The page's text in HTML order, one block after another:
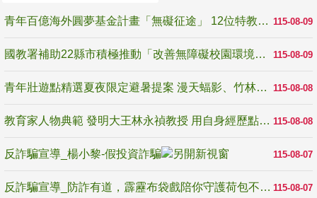
115-08-09
青年百億海外圓夢基金計畫「無礙征途」 12位特教與弱勢青年勇闖西班牙 跨越感官限制見證生命蛻變
115-08-09
國教署補助22縣市積極推動「改善無障礙校園環境計畫」 打造友善、安全、無礙學習空間
115-08-08
青年壯遊點精選夏夜限定避暑提案 漫天蝠影、竹林尋蛙、茶香夜觀 邀青年暮色出發
115-08-08
教育家人物典範 發明大王林永禎教授 用自身經歷點亮學生的路
115-08-07
反詐騙宣導_楊小黎-假投資詐騙
115-08-07
反詐騙宣導_防詐有道，霹靂布袋戲陪你守護荷包不受騙